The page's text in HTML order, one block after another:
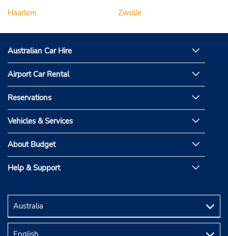
Haarlem
Zwolle
Australian Car Hire
Airport Car Rental
Reservations
Vehicles & Services
About Budget
Help & Support